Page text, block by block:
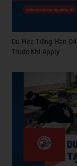
Du Học Tiếng Hàn
Trước Khi Apply